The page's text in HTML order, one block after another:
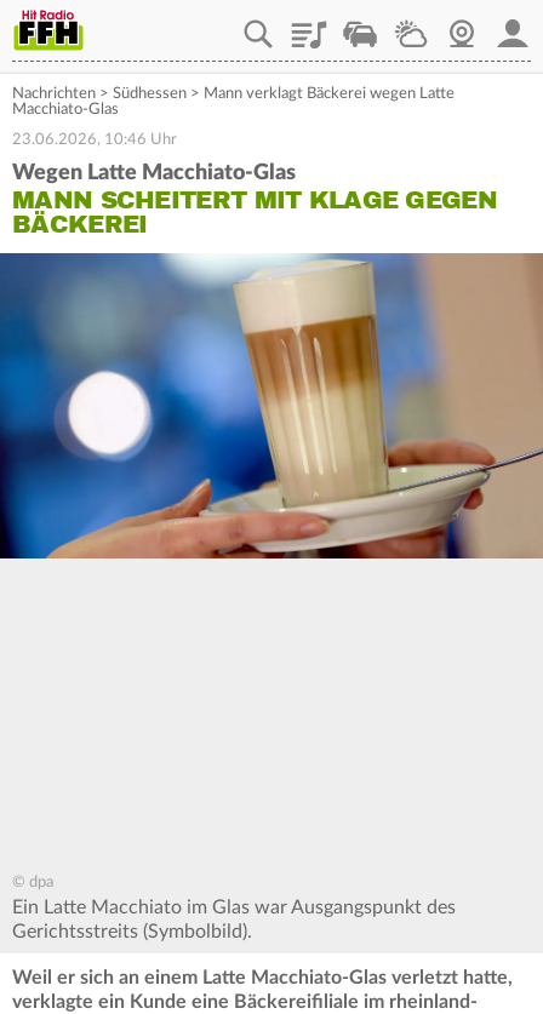
PlaylistStaupilotWetterWebcam
Nachrichten > Südhessen > Mann verklagt Bäckerei wegen Latte
Macchiato-Glas
23.06.2026, 10:46 Uhr
Wegen Latte Macchiato-Glas
MANN SCHEITERT MIT KLAGE GEGEN
BÄCKEREI
© dpa
Ein Latte Macchiato im Glas war Ausgangspunkt des
Gerichtsstreits (Symbolbild).
Weil er sich an einem Latte Macchiato-Glas verletzt hatte,
verklagte ein Kunde eine Bäckereifiliale im rheinland-